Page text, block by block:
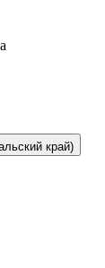
край)